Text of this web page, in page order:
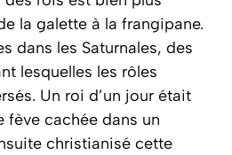
la galette à la frangipane.
dans les Saturnales, des
lesquelles les rôles
Un roi d’un jour était
fève cachée dans un
christianisé cette